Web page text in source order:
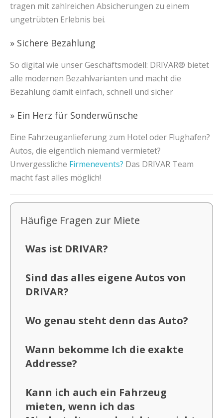
tragen mit zahlreichen Absicherungen zu einem
ungetrübten Erlebnis bei.
» Sichere Bezahlung
So digital wie unser Geschäftsmodell: DRIVAR® bietet
alle modernen Bezahlvarianten und macht die
Bezahlung damit einfach, schnell und sicher
» Ein Herz für Sonderwünsche
Eine Fahrzeuganlieferung zum Hotel oder Flughafen?
Autos, die eigentlich niemand vermietet?
Unvergessliche Firmenevents? Das DRIVAR Team
macht fast alles möglich!
Häufige Fragen zur Miete
Was ist DRIVAR?
Sind das alles eigene Autos von
DRIVAR?
Wo genau steht denn das Auto?
Wann bekomme Ich die exakte
Addresse?
Kann ich auch ein Fahrzeug
mieten, wenn ich das